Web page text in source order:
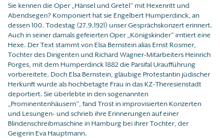
Sie kennen die Oper „Hänsel und Gretel“ mit Hexenritt und
Abendsegen? Komponiert hat sie Engelbert Humperdinck, an
dessen 100. Todestag (27.9.1921) unser Gesprächskonzert erinnert.
Auch in seiner damals gefeierten Oper „Königskinder“ irritiert eine
Hexe. Der Text stammt von Elsa Bernstein alias Ernst Rosmer,
Tochter des Dirigenten und Richard Wagner-Mitarbeiters Heinrich
Porges, mit dem Humperdinck 1882 die Parsifal Uraufführung
vorbereitete. Doch Elsa Bernstein, gläubige Protestantin jüdischer
Herkunft wurde als hochbetagte Frau in das KZ-Theresienstadt
deportiert. Sie überlebte in den sogenannten
„Prominentenhäusern“, fand Trost in improvisierten Konzerten
und Lesungen- und schrieb ihre Erinnerungen auf einer
Blindenschreibmaschine in Hamburg bei ihrer Tochter, der
Geigerin Eva Hauptmann.